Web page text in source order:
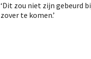
‘Dit zou niet zijn gebeurd
zover te komen.’